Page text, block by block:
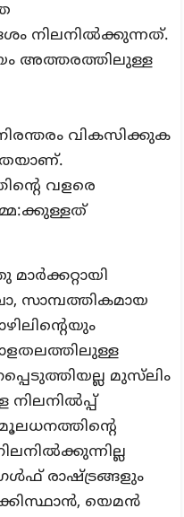
നിലനില്‍ക്കുന്നത്.
അത്തരത്തിലുള്ള
വികസിക്കുക
വളരെ
സാമ്പത്തികമായ
മുസ്‌ലിം
രാഷ്ട്രങ്ങളും
യെമന്‍